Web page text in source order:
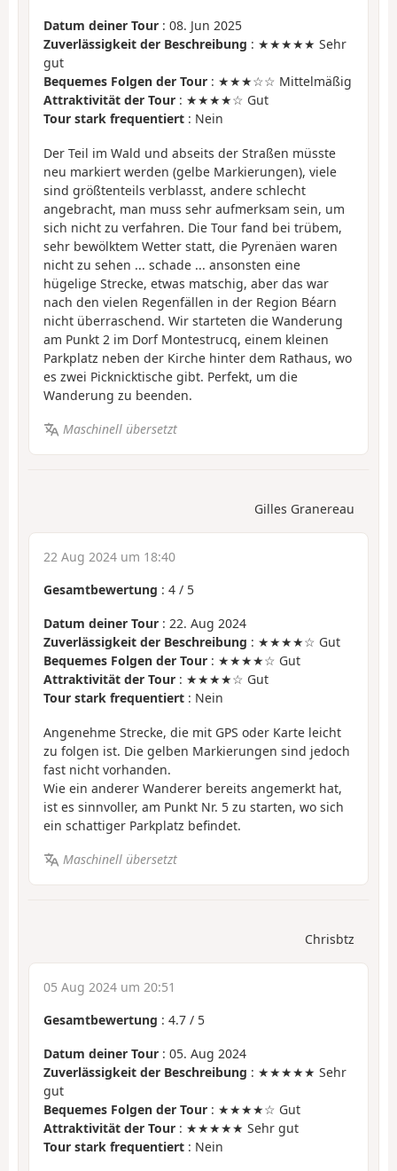
Datum deiner Tour : 08. Jun 2025
Zuverlässigkeit der Beschreibung : ★★★★★ Sehr
gut
Bequemes Folgen der Tour : ★★★☆☆ Mittelmäßig
Attraktivität der Tour : ★★★★☆ Gut
Tour stark frequentiert : Nein
Der Teil im Wald und abseits der Straßen müsste
neu markiert werden (gelbe Markierungen), viele
sind größtenteils verblasst, andere schlecht
angebracht, man muss sehr aufmerksam sein, um
sich nicht zu verfahren. Die Tour fand bei trübem,
sehr bewölktem Wetter statt, die Pyrenäen waren
nicht zu sehen ... schade ... ansonsten eine
hügelige Strecke, etwas matschig, aber das war
nach den vielen Regenfällen in der Region Béarn
nicht überraschend. Wir starteten die Wanderung
am Punkt 2 im Dorf Montestrucq, einem kleinen
Parkplatz neben der Kirche hinter dem Rathaus, wo
es zwei Picknicktische gibt. Perfekt, um die
Wanderung zu beenden.
Maschinell übersetzt
Gilles Granereau
22 Aug 2024 um 18:40
Gesamtbewertung : 4 / 5
Datum deiner Tour : 22. Aug 2024
Zuverlässigkeit der Beschreibung : ★★★★☆ Gut
Bequemes Folgen der Tour : ★★★★☆ Gut
Attraktivität der Tour : ★★★★☆ Gut
Tour stark frequentiert : Nein
Angenehme Strecke, die mit GPS oder Karte leicht
zu folgen ist. Die gelben Markierungen sind jedoch
fast nicht vorhanden.
Wie ein anderer Wanderer bereits angemerkt hat,
ist es sinnvoller, am Punkt Nr. 5 zu starten, wo sich
ein schattiger Parkplatz befindet.
Maschinell übersetzt
Chrisbtz
05 Aug 2024 um 20:51
Gesamtbewertung : 4.7 / 5
Datum deiner Tour : 05. Aug 2024
Zuverlässigkeit der Beschreibung : ★★★★★ Sehr
gut
Bequemes Folgen der Tour : ★★★★☆ Gut
Attraktivität der Tour : ★★★★★ Sehr gut
Tour stark frequentiert : Nein